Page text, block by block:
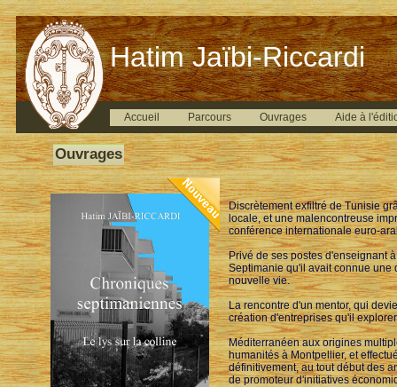
Hatim Jaïbi-Riccardi
Accueil Parcours Ouvrages Aide à
Ouvrages
Discrètement exfiltré de Tunisie
locale, et une malencontreuse
conférence internationale euro-
Privé de ses postes d'enseignant
Septimanie qu'il avait connue une
nouvelle vie.
La rencontre d'un mentor, qui
création d'entreprises qu'il
Méditerranéen aux origines
humanités à Montpellier, et
définitivement, au tout début des
de promoteur d'initiatives